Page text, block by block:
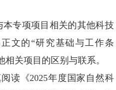
专项项目相关的其他科技
文的“研究基础与工作条
关项目的区别与联系。
《2025年度国家自然科